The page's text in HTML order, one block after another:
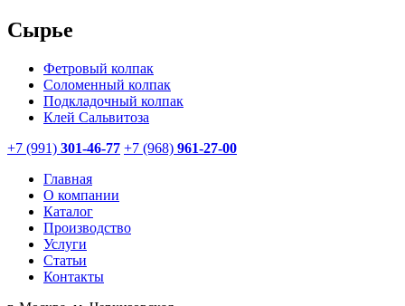
Сырье
Фетровый колпак
Соломенный колпак
Подкладочный колпак
Клей Сальвитоза
+7 (991) 301-46-77 +7 (968) 961-27-00
Главная
О компании
Каталог
Производство
Услуги
Статьи
Контакты